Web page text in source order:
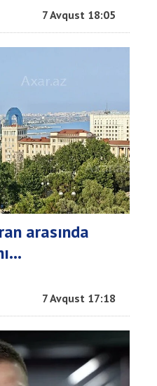
7 Avqust 18:05
arasında
7 Avqust 17:18